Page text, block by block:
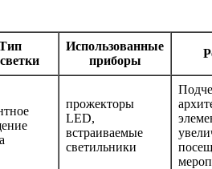
Использованные
приборы
прожекторы
LED,
встраиваемые
светильники